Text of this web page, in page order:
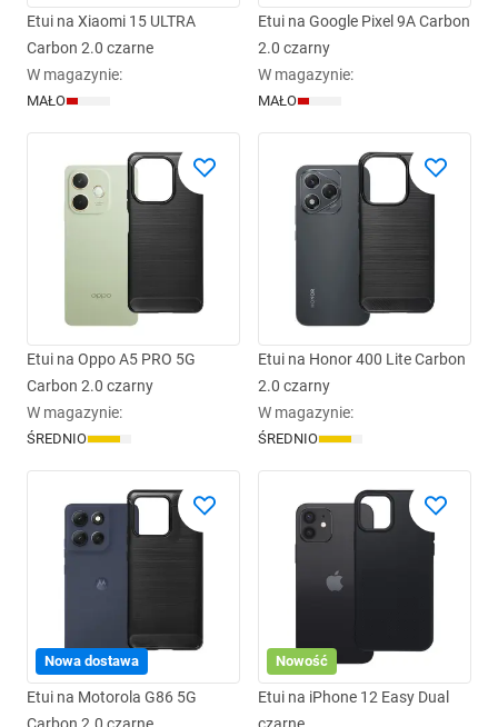
Etui na Xiaomi 15 ULTRA
Carbon 2.0 czarne
W magazynie:
MAŁO
Etui na Google Pixel 9A Carbon
2.0 czarny
W magazynie:
MAŁO
Etui na Oppo A5 PRO 5G
Carbon 2.0 czarny
W magazynie:
ŚREDNIO
Etui na Honor 400 Lite Carbon
2.0 czarny
W magazynie:
ŚREDNIO
Nowa dostawa
Etui na Motorola G86 5G
Nowość
Etui na iPhone 12 Easy Dual